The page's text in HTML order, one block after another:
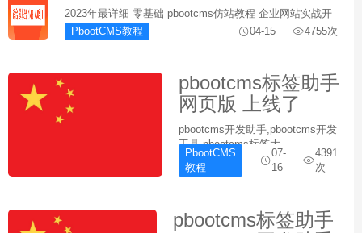
2023年最详细 零基础 pbootcms仿站教程 企业网站实战开
发教程 网站建设 （电脑端+移动端+上线部署）立即学习
&amp;amp;amp;amp;amp;gt;&amp;amp;amp;amp;amp;gt;
PbootCMS教程 04-15 4755次
pbootcms标签助手
网页版 上线了
pbootcms开发助手,pbootcms开发
工具,pbootcms标签大
全,pbootcms标签生成工
具,pbootcms仿站小工具
PbootCMS
教程
07-
16
4391
次
pbootcms标签助手